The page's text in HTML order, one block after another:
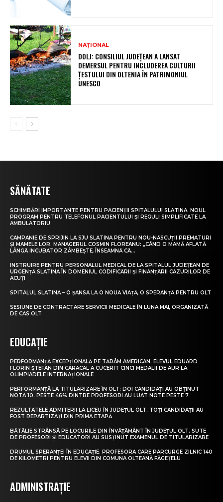
NAȚIONAL
DOLJ: CONSILIUL JUDEȚEAN A LANSAT
DEMERSUL PENTRU INCLUDEREA CULTURII
ȚESTULUI DIN OLTENIA ÎN PATRIMONIUL
UNESCO
SĂNĂTATE
SCHIMBĂRI IMPORTANTE PENTRU PACIENȚII SPITALULUI SLATINA. NOUL
PROGRAM PENTRU TELEFONUL PACIENTULUI ȘI REGULI SIMPLIFICATE LA
AMBULATORIU
CAMPANIE DE SPRIJIN LA SJU SLATINA PENTRU NOU-NĂSCUȚII PREMATURI
ȘI MAMELE LOR. MANAGERUL COSMIN FLOREANU: „CÂND O MAMĂ AFLATĂ
LÂNGĂ INCUBATOR ZÂMBEȘTE, ÎNSEAMNĂ CĂ...
INSTRUIRE PENTRU PERSONALUL MEDICAL DE LA SPITALUL JUDEȚEAN DE
URGENȚĂ SLATINA ÎN DOMENIUL CODIFICĂRII ȘI FINANȚĂRII CAZURILOR DE
ACUȚI
SPITALUL SLATINA – O ȘANSĂ LA O NOUĂ VIAȚĂ, O SPERANȚĂ PENTRU OLT
SESIUNE DE CONTRACTARE SERVICII MEDICALE ÎN LUNA MAI, ORGANIZATĂ
DE CAS OLT
EDUCAȚIE
PERFORMANȚĂ EXCEPȚIONALĂ PE TĂRÂM AMERICAN. ELEVUL EDUARD
FLORIN ȘTEFAN DIN CARACAL A CUCERIT CINCI MEDALII DE AUR LA
OLIMPIADELE INTERNAȚIONALE
PERFORMANȚĂ LA TITULARIZARE ÎN OLT: DOI CANDIDAȚI AU OBȚINUT
NOTA 10. PESTE 46% DINTRE PROFESORI AU LUAT NOTE PESTE 7
REZULTATELE ADMITERII LA LICEU ÎN JUDEȚUL OLT. TOȚI CANDIDAȚII AU
FOST REPARTIZAȚI DIN PRIMA ETAPĂ
BĂTĂLIE STRÂNSĂ PE LOCURILE DIN ÎNVĂȚĂMÂNT ÎN JUDEȚUL OLT. SUTE
DE PROFESORI ȘI EDUCATORI AU SUSȚINUT EXAMENUL DE TITULARIZARE
DRUMUL SPERANȚEI ÎN EDUCAȚIE. PROFESORA CARE PARCURGE ZILNIC 140
DE KILOMETRI PENTRU ELEVII DIN COMUNA OLTEANĂ FĂGEȚELU
ADMINISTRAȚIE